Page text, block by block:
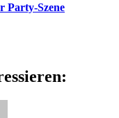
Party-Szene